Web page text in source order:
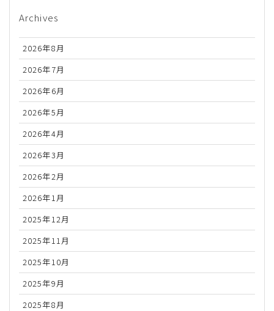
Archives
2026年8月
2026年7月
2026年6月
2026年5月
2026年4月
2026年3月
2026年2月
2026年1月
2025年12月
2025年11月
2025年10月
2025年9月
2025年8月